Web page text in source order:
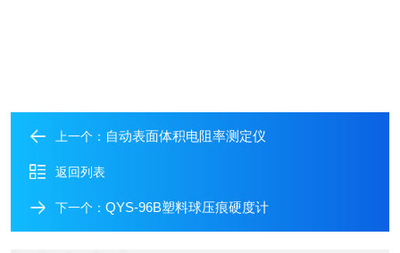
上一个： 自动表面体积电阻率测定仪
返回列表
下一个： QYS-96B塑料球压痕硬度计